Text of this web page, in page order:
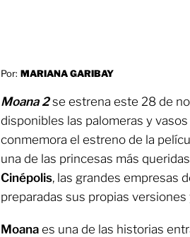
Por: MARIANA GARIBAY
Moana 2se estrena este 28 de
disponibles las palomeras y
conmemora el estreno de la
una de las princesas más
Cinépolis, las grandes empresas
preparadas sus propias
Moana es una de las historias